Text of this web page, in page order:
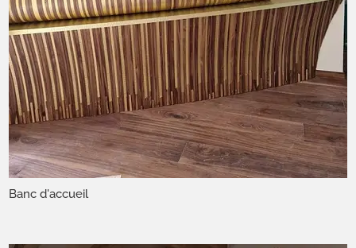
Banc d'accueil